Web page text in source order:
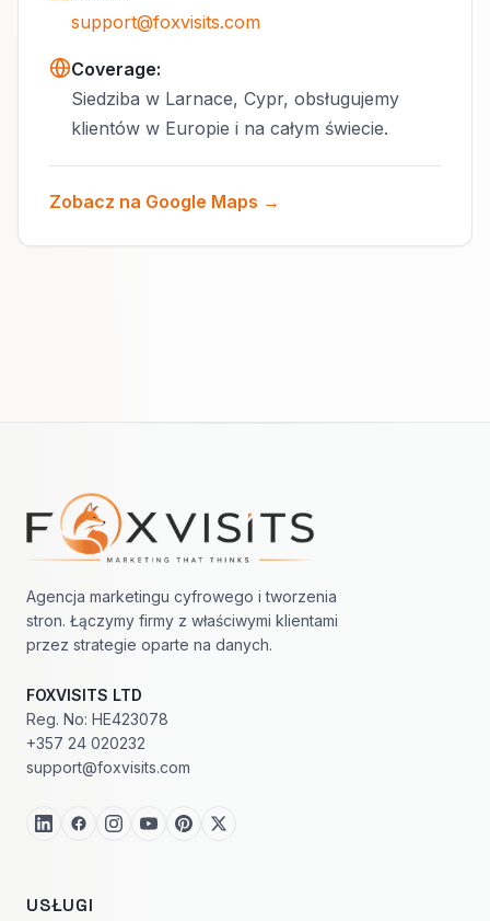
support@foxvisits.com
Coverage:
Siedziba w Larnace, Cypr, obsługujemy
klientów w Europie i na całym świecie.
Zobacz na Google Maps →
Nawigacja w stopce
Agencja marketingu cyfrowego i tworzenia
stron. Łączymy firmy z właściwymi klientami
przez strategie oparte na danych.
FOXVISITS LTD
Reg. No: HE423078
+357 24 020232
support@foxvisits.com
USŁUGI